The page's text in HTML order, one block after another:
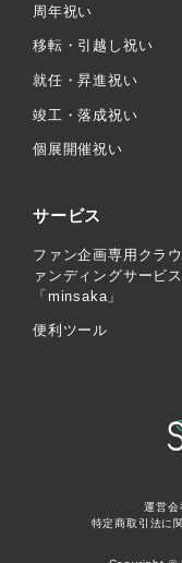
周年祝い
移転・引越し祝い
就任・昇進祝い
竣工・落成祝い
個展開催祝い
サービス
ファン企画専用クラ
ァンディングサービス
「minsaka」
便利ツール
運営会
特定商取引法に